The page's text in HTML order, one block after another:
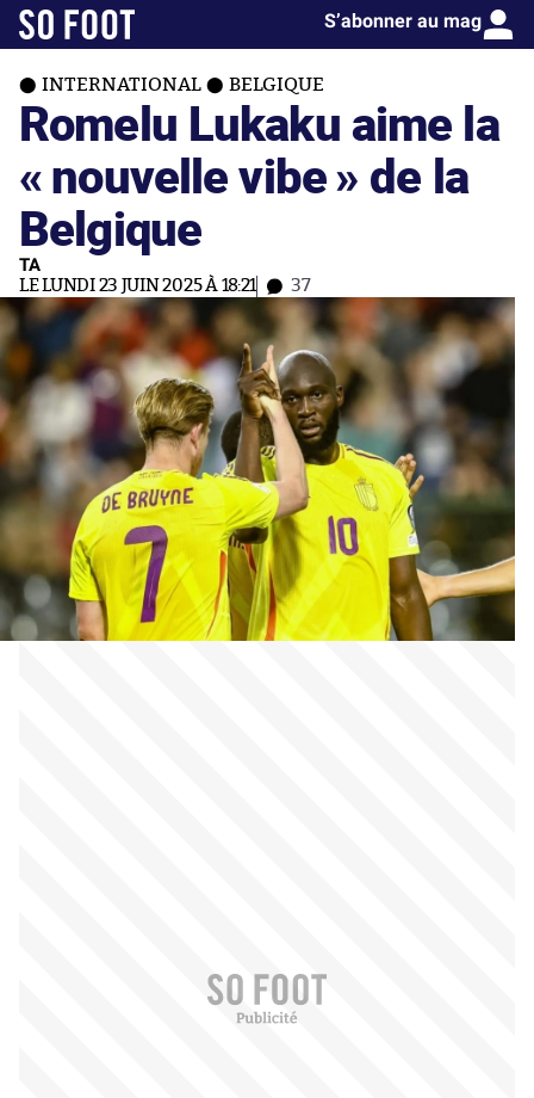
S’abonner au mag
INTERNATIONAL BELGIQUE
Romelu Lukaku aime la
« nouvelle vibe » de la
Belgique
TA
LE LUNDI 23 JUIN 2025 À 18:21 37